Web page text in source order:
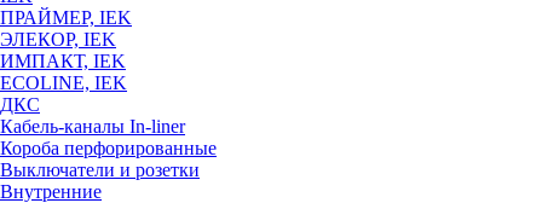
ПРАЙМЕР, IEK
ЭЛЕКОР, IEK
ИМПАКТ, IEK
ECOLINE, IEK
ДКС
Кабель-каналы In-liner
Короба перфорированные
Выключатели и розетки
Внутренние